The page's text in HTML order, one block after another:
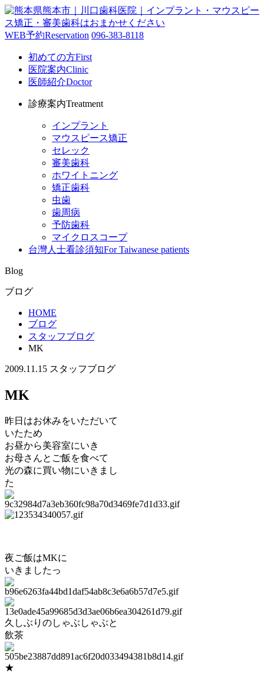
WEB予約Reservation 096-383-8118
初めての方First
医院案内Clinic
医師紹介Doctor
診療案内Treatment
インプラント
マウスピース矯正
セレック
審美歯科
ホワイトニング
矯正歯科
虫歯
歯周病
予防歯科
マイクロスコープ
台灣人士看診須知For Taiwanese patients
Blog
ブログ
HOME
ブログ
スタッフブログ
MK
2009.11.15 スタッフブログ
MK
昨日はお休みをいただいて
いたため
お昼から美容室にいき
お母さんとご飯を食べて
光の森に買い物にいきまし
た
夜ご飯はMKに
いきましたっ
久しぶりのしゃぶしゃぶと
飲茶
★